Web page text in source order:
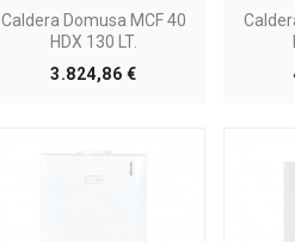
Caldera Domusa MCF 40
HDX 130 LT.
3.824,86 €Precio